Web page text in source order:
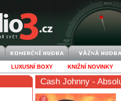
LUXUSNÍ BOXY KNIŽNÍ NOVINKY
Cash Johnny -